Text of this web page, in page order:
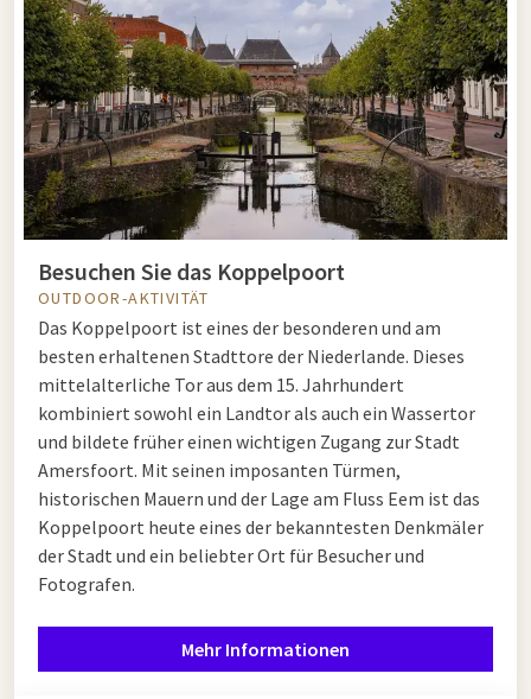
Besuchen Sie das Koppelpoort
OUTDOOR-AKTIVITÄT
Das Koppelpoort ist eines der besonderen und am
besten erhaltenen Stadttore der Niederlande. Dieses
mittelalterliche Tor aus dem 15. Jahrhundert
kombiniert sowohl ein Landtor als auch ein Wassertor
und bildete früher einen wichtigen Zugang zur Stadt
Amersfoort. Mit seinen imposanten Türmen,
historischen Mauern und der Lage am Fluss Eem ist das
Koppelpoort heute eines der bekanntesten Denkmäler
der Stadt und ein beliebter Ort für Besucher und
Fotografen.
Mehr Informationen